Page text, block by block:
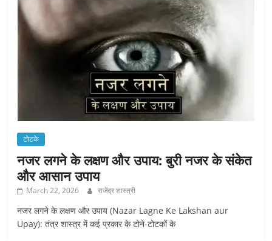
टोटके
नजर लगने के लक्षण और उपाय: बुरी नजर के संकेत
और आसान उपाय
March 22, 2026 राजेंद्र शास्त्री
नजर लगने के लक्षण और उपाय (Nazar Lagne Ke Lakshan aur
Upay): तंत्र शास्त्र में कई प्रकार के टोने-टोटकों के